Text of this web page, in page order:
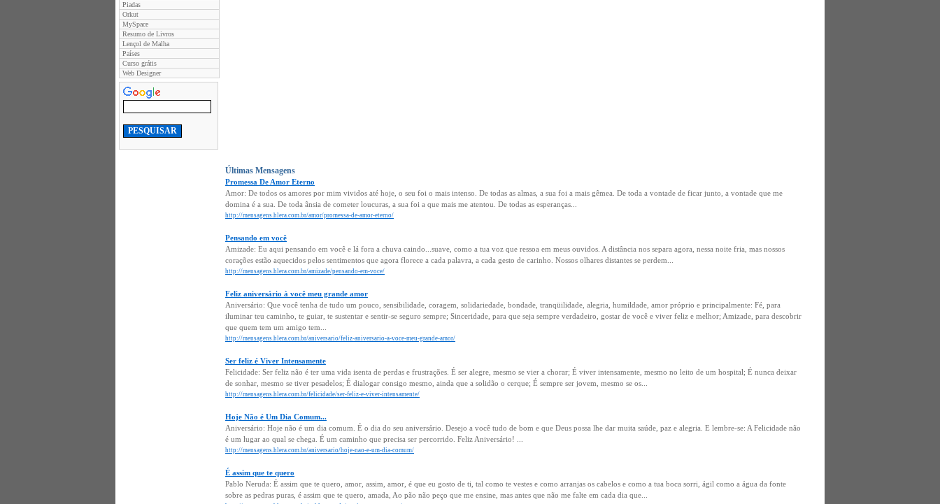
Piadas
Orkut
MySpace
Resumo de Livros
Lençol de Malha
Países
Curso grátis
Web Designer
Últimas Mensagens
Promessa De Amor Eterno
Amor: De todos os amores por mim vividos até hoje, o seu foi o mais intenso. De todas as almas, a sua foi a mais gêmea. De toda a vontade de ficar junto, a vontade que me
domina é a sua. De toda ânsia de cometer loucuras, a sua foi a que mais me atentou. De todas as esperanças...
http://mensagens.hlera.com.br/amor/promessa-de-amor-eterno/
Pensando em você
Amizade: Eu aqui pensando em você e lá fora a chuva caindo...suave, como a tua voz que ressoa em meus ouvidos. A distância nos separa agora, nessa noite fria, mas nossos
corações estão aquecidos pelos sentimentos que agora florece a cada palavra, a cada gesto de carinho. Nossos olhares distantes se perdem...
http://mensagens.hlera.com.br/amizade/pensando-em-voce/
Feliz aniversário à você meu grande amor
Aniversário: Que você tenha de tudo um pouco, sensibilidade, coragem, solidariedade, bondade, tranqüilidade, alegria, humildade, amor próprio e principalmente: Fé, para
iluminar teu caminho, te guiar, te sustentar e sentir-se seguro sempre; Sinceridade, para que seja sempre verdadeiro, gostar de você e viver feliz e melhor; Amizade, para descobrir
que quem tem um amigo tem...
http://mensagens.hlera.com.br/aniversario/feliz-aniversario-a-voce-meu-grande-amor/
Ser feliz é Viver Intensamente
Felicidade: Ser feliz não é ter uma vida isenta de perdas e frustrações. É ser alegre, mesmo se vier a chorar; É viver intensamente, mesmo no leito de um hospital; É nunca deixar
de sonhar, mesmo se tiver pesadelos; É dialogar consigo mesmo, ainda que a solidão o cerque; É sempre ser jovem, mesmo se os...
http://mensagens.hlera.com.br/felicidade/ser-feliz-e-viver-intensamente/
Hoje Não é Um Dia Comum...
Aniversário: Hoje não é um dia comum. É o dia do seu aniversário. Desejo a você tudo de bom e que Deus possa lhe dar muita saúde, paz e alegria. E lembre-se: A Felicidade não
é um lugar ao qual se chega. É um caminho que precisa ser percorrido. Feliz Aniversário! ...
http://mensagens.hlera.com.br/aniversario/hoje-nao-e-um-dia-comum/
É assim que te quero
Pablo Neruda: É assim que te quero, amor, assim, amor, é que eu gosto de ti, tal como te vestes e como arranjas os cabelos e como a tua boca sorri, ágil como a água da fonte
sobre as pedras puras, é assim que te quero, amada, Ao pão não peço que me ensine, mas antes que não me falte em cada dia que...